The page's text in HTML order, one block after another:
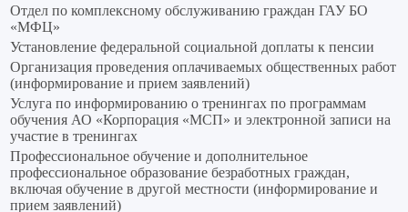
Отдел по комплексному обслуживанию граждан ГАУ БО
«МФЦ»
Установление федеральной социальной доплаты к пенсии
Организация проведения оплачиваемых общественных работ
(информирование и прием заявлений)
Услуга по информированию о тренингах по программам
обучения АО «Корпорация «МСП» и электронной записи на
участие в тренингах
Профессиональное обучение и дополнительное
профессиональное образование безработных граждан,
включая обучение в другой местности (информирование и
прием заявлений)